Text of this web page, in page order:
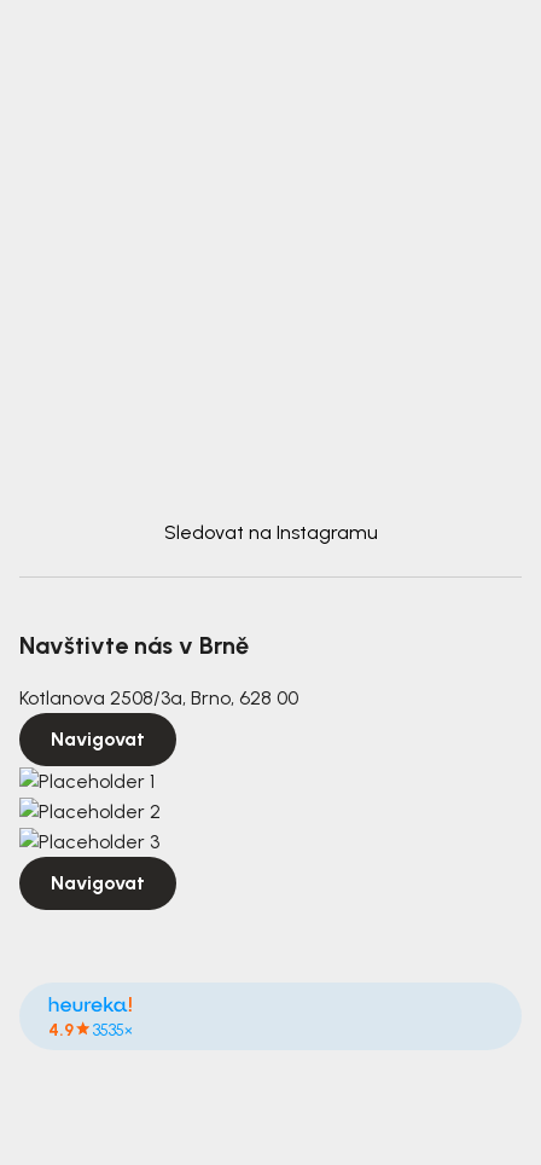
Sledovat na Instagramu
Navštivte nás v Brně
Kotlanova 2508/3a, Brno, 628 00
Navigovat
Navigovat
4.9 3535×